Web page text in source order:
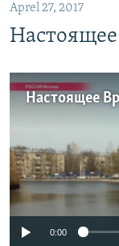
Aprel 27, 2017
Настоящее
No
0:00